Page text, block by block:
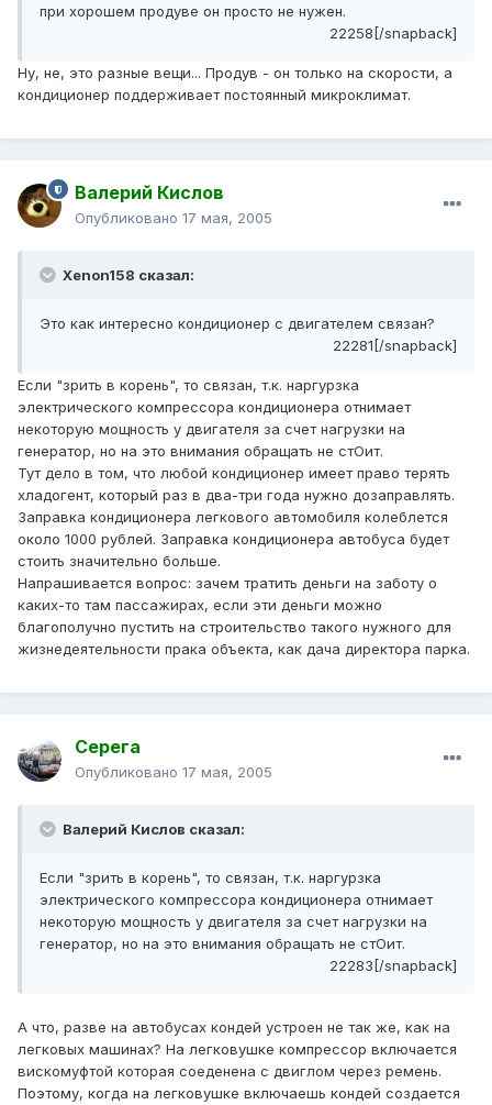
при хорошем продуве он просто не нужен.
22258[/snapback]
Ну, не, это разные вещи... Продув - он только на скорости, а
кондиционер поддерживает постоянный микроклимат.
Валерий Кислов
Опубликовано 17 мая, 2005
Xenon158 сказал:
Это как интересно кондиционер с двигателем связан?
22281[/snapback]
Если "зрить в корень", то связан, т.к. наргурзка
электрического компрессора кондиционера отнимает
некоторую мощность у двигателя за счет нагрузки на
генератор, но на это внимания обращать не стОит.
Тут дело в том, что любой кондиционер имеет право терять
хладогент, который раз в два-три года нужно дозаправлять.
Заправка кондиционера легкового автомобиля колеблется
около 1000 рублей. Заправка кондиционера автобуса будет
стоить значительно больше.
Напрашивается вопрос: зачем тратить деньги на заботу о
каких-то там пассажирах, если эти деньги можно
благополучно пустить на строительство такого нужного для
жизнедеятельности прака объекта, как дача директора парка.
Серега
Опубликовано 17 мая, 2005
Валерий Кислов сказал:
Если "зрить в корень", то связан, т.к. наргурзка
электрического компрессора кондиционера отнимает
некоторую мощность у двигателя за счет нагрузки на
генератор, но на это внимания обращать не стОит.
22283[/snapback]
А что, разве на автобусах кондей устроен не так же, как на
легковых машинах? На легковушке компрессор включается
вискомуфтой которая соеденена с двиглом через ремень.
Поэтому, когда на легковушке включаешь кондей создается